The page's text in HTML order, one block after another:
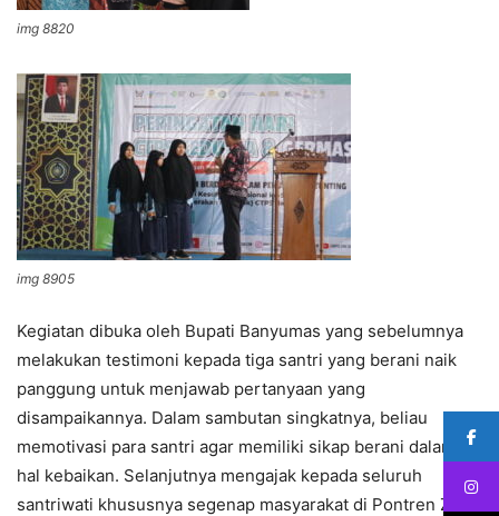
img 8820
img 8905
Kegiatan dibuka oleh Bupati Banyumas yang sebelumnya
melakukan testimoni kepada tiga santri yang berani naik
panggung untuk menjawab pertanyaan yang
disampaikannya. Dalam sambutan singkatnya, beliau
memotivasi para santri agar memiliki sikap berani dalam
hal kebaikan. Selanjutnya mengajak kepada seluruh
santriwati khususnya segenap masyarakat di Pontren Zam-